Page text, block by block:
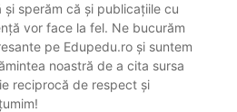
sperăm că și publicațiile cu
vor face la fel. Ne bucurăm
pe Edupedu.ro și suntem
noastră de a cita sursa
reciprocă de respect și